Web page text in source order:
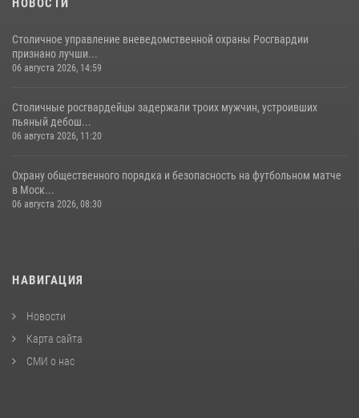
НОВОСТИ
Столичное управление вневедомственной охраны Росгвардии
признано лучши...
06 августа 2026, 14:59
Столичные росгвардейцы задержали троих мужчин, устроивших
пьяный дебош...
06 августа 2026, 11:20
Охрану общественного порядка и безопасность на футбольном матче
в Моск...
06 августа 2026, 08:30
НАВИГАЦИЯ
Новости
Карта сайта
СМИ о нас